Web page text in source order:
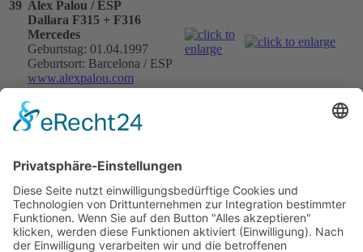
39 Alex Palou / ESP
Dallara F315 + F316
Mercedes
Geburtstag: 01.04.1997
Geburtsort: Barcelona / ESP
www.alexpalou.com
Dallara F315 Mercedes
Geburtstag: 04.02.2000
66 Hon Chio Leong / MAC
Dallara F317 Mercedes
Geburtstag: 12.09.2001
Geburtsort: Zhuhai / CHN
77 Ben Hingeley / GBR
Dallara F316 + F315